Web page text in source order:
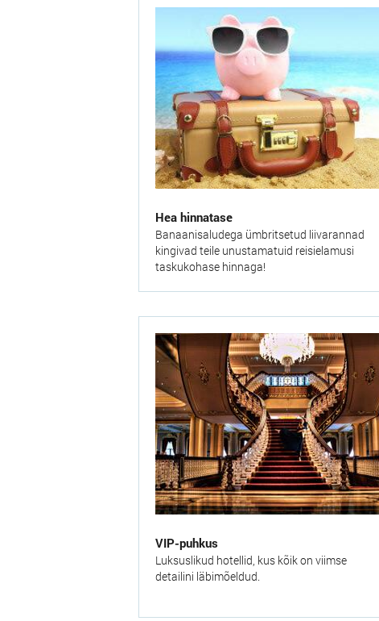
Hea hinnatase
Banaanisaludega ümbritsetud liivarannad
kingivad teile unustamatuid reisielamusi
taskukohase hinnaga!
VIP-puhkus
Luksuslikud hotellid, kus kõik on viimse
detailini läbimõeldud.